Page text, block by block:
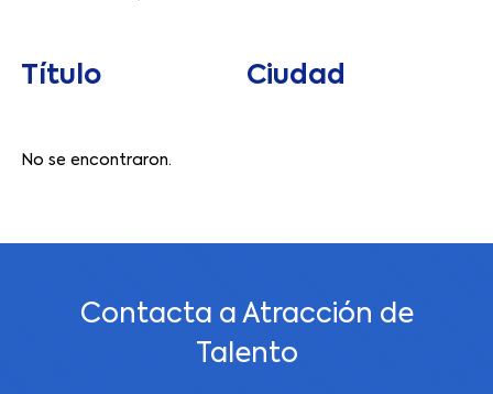
Título Ciudad
No se encontraron.
Contacta a Atracción de
Talento